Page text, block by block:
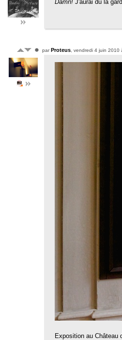
Damn! J'aurai dû la
parProteus , vendredi 4 juin 2010
Exposition au Château